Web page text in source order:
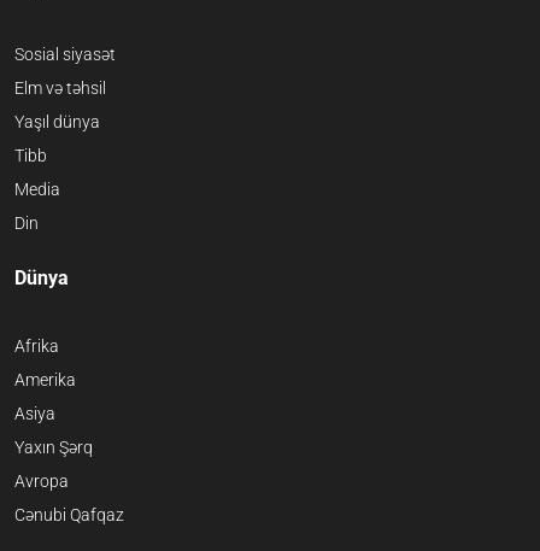
Sosial siyasət
Elm və təhsil
Yaşıl dünya
Tibb
Media
Din
Dünya
Afrika
Amerika
Asiya
Yaxın Şərq
Avropa
Cənubi Qafqaz